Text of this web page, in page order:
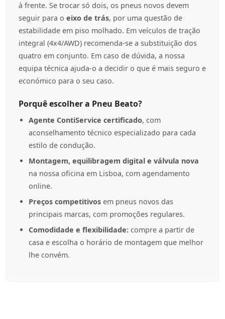
à frente. Se trocar só dois, os pneus novos devem
seguir para o eixo de trás, por uma questão de
estabilidade em piso molhado. Em veículos de tração
integral (4x4/AWD) recomenda-se a substituição dos
quatro em conjunto. Em caso de dúvida, a nossa
equipa técnica ajuda-o a decidir o que é mais seguro e
económico para o seu caso.
Porquê escolher a Pneu Beato?
Agente ContiService certificado, com
aconselhamento técnico especializado para cada
estilo de condução.
Montagem, equilibragem digital e válvula nova
na nossa oficina em Lisboa, com agendamento
online.
Preços competitivos em pneus novos das
principais marcas, com promoções regulares.
Comodidade e flexibilidade: compre a partir de
casa e escolha o horário de montagem que melhor
lhe convém.